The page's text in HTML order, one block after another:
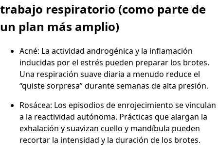
trabajo respiratorio (como parte de
un plan más amplio)
Acné: La actividad androgénica y la inflamación
inducidas por el estrés pueden preparar los brotes.
Una respiración suave diaria a menudo reduce el
“quiste sorpresa” durante semanas de alta presión.
Rosácea: Los episodios de enrojecimiento se vinculan
a la reactividad autónoma. Prácticas que alargan la
exhalación y suavizan cuello y mandíbula pueden
recortar la intensidad y la duración de los brotes.